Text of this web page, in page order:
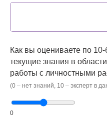
Как вы оцениваете по
текущие знания в
работы с личностными
(0 – нет знаний, 10 – эксперт в
0